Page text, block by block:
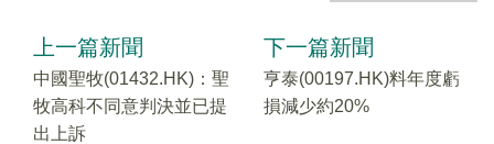
上一篇新聞
中國聖牧(01432.HK)：聖
牧高科不同意判決並已提
出上訴
下一篇新聞
亨泰(00197.HK)料年度虧
損減少約20%